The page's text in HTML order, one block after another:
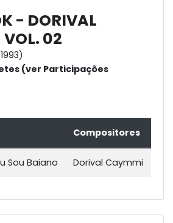
- DORIVAL
02
(ver Participações
Compositores
Sou Baiano Dorival Caymmi